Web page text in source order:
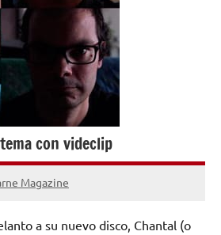
con videclip
Magazine
a su nuevo disco, Chantal (o